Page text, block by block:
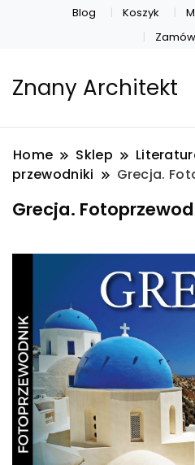
Blog Koszyk
Znany Architekt
Home Sklep
przewodniki
Grecja.
Grecja.